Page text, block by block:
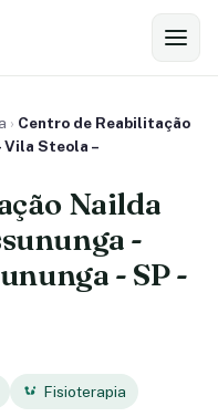
› Centro de Reabilitação
Vila Steola –
Nailda
-
- SP -
Fisioterapia